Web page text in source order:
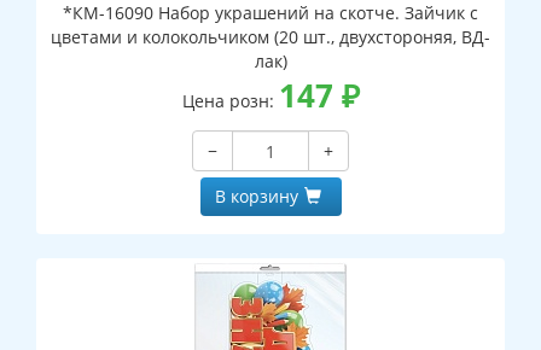
*КМ-16090 Набор украшений на скотче. Зайчик с
цветами и колокольчиком (20 шт., двухстороняя, ВД-
лак)
Цена розн: 147 ₽
−
+
В корзину